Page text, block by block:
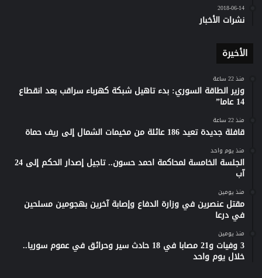
2018-06-14
نشرات الأخبار
الأخيرة
منذ 22 ساعة
وزير الطاقة السوري: بدء تاهيل شبكة كهرباء سراقب بعد انقطاع
14 عاما”
منذ 22 ساعة
قافلة جديدة تعيد 186 عائلة من مخيمات الشمال إلى ريف حماة
منذ يوم واحد
الجلسة الخامسة لمحاكمة احمد حسون.. تاجيل إصدار الحكم إلى 24
آب
منذ يومين
مقتل عنصرين في وزارة الدفاع وإصابة آخرين بهجومين مسلحين
في درعا
منذ يومين
3 وفيات و21 مصابا في 18 حادث سير وحرائق في عموم سوريا..
خلال يوم واحد